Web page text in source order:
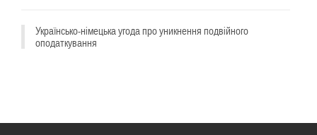
Українсько-німецька угода про уникнення подвійного
оподаткування